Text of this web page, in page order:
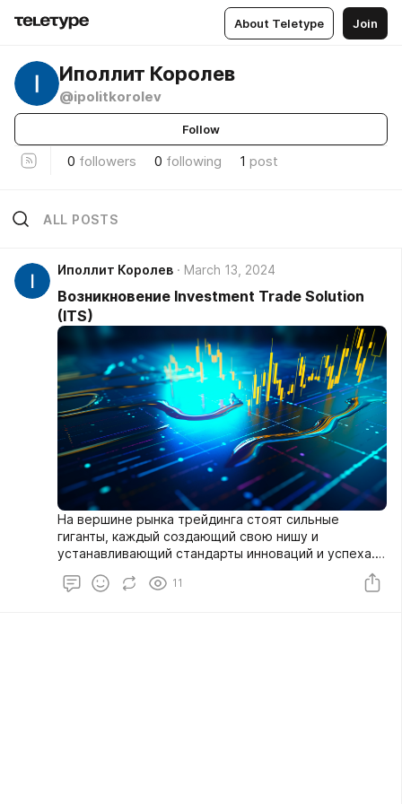
About Teletype Join
Иполлит Королев
@ipolitkorolev
Follow
0 followers 0 following 1 post
ALL POSTS
Иполлит Королев March 13, 2024
Возникновение Investment Trade Solution
(ITS)
На вершине рынка трейдинга стоят сильные
гиганты, каждый создающий свою нишу и
устанавливающий стандарты инноваций и успеха.
Компании, такие как AlphaTrader, Global Investments
Inc. и Capital Edge Holdings, продолжают
11